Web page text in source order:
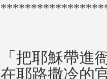
「把耶穌帶進
在耶路撒冷的